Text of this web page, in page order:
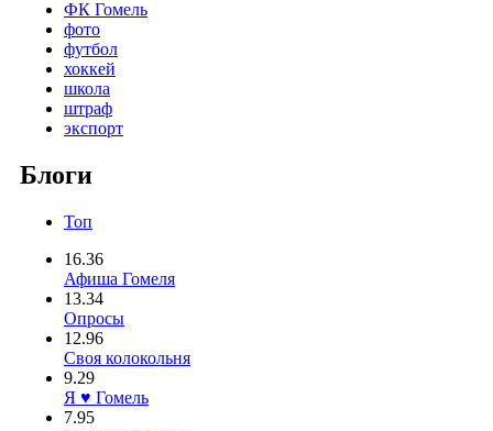
ФК Гомель
фото
футбол
хоккей
школа
штраф
экспорт
Блоги
Топ
16.36
Афиша Гомеля
13.34
Опросы
12.96
Своя колокольня
9.29
Я ♥ Гомель
7.95